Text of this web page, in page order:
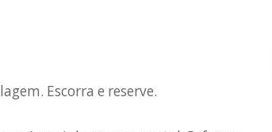
Escorra e reserve.